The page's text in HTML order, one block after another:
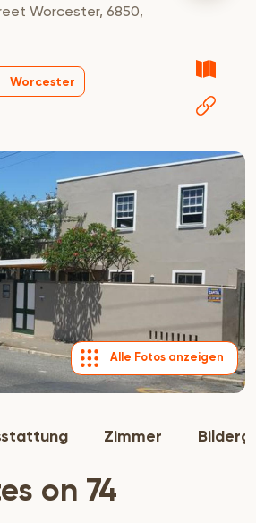
Worcester, 6850,
Worcester
Alle Fotos anzeigen
Zimmer
on 74